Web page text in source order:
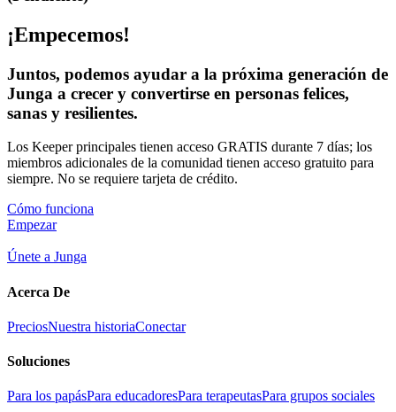
¡Empecemos!
Juntos, podemos ayudar a la próxima generación de
Junga a crecer y convertirse en personas felices,
sanas y resilientes.
Los Keeper principales tienen acceso GRATIS durante 7 días; los
miembros adicionales de la comunidad tienen acceso gratuito para
siempre. No se requiere tarjeta de crédito.
Cómo funciona
Empezar
Únete a Junga
Acerca De
PreciosNuestra historiaConectar
Soluciones
Para los papásPara educadoresPara terapeutasPara grupos sociales